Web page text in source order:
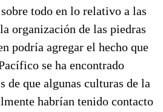
todo en lo relativo a las
organización de las piedras
podría agregar el hecho que
se ha encontrado
de que algunas culturas de la
habrían tenido contacto